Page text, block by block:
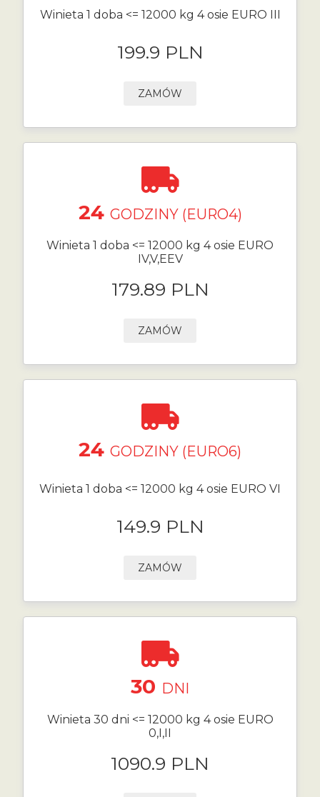
Winieta 1 doba <= 12000 kg 4 osie EURO III
199.9 PLN
ZAMÓW
24 GODZINY (EURO4)
Winieta 1 doba <= 12000 kg 4 osie EURO
IV,V,EEV
179.89 PLN
ZAMÓW
24 GODZINY (EURO6)
Winieta 1 doba <= 12000 kg 4 osie EURO VI
149.9 PLN
ZAMÓW
30 DNI
Winieta 30 dni <= 12000 kg 4 osie EURO
0,I,II
1090.9 PLN